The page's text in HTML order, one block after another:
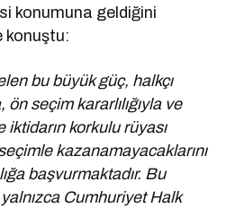
konumuna geldiğini
konuştu:
bu büyük güç, halkçı
ön seçim kararlılığıyla ve
korkulu rüyası
kazanamayacaklarını
başvurmaktadır. Bu
Cumhuriyet Halk